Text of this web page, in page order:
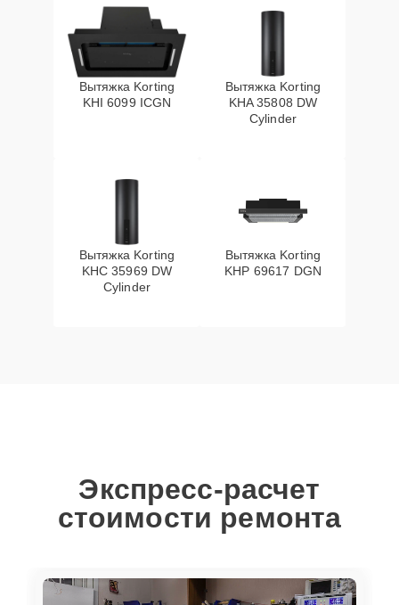
Вытяжка Korting
KHI 6099 ICGN
Вытяжка Korting
KHA 35808 DW
Cylinder
Вытяжка Korting
KHC 35969 DW
Cylinder
Вытяжка Korting
KHP 69617 DGN
Экспресс-расчет
стоимости ремонта